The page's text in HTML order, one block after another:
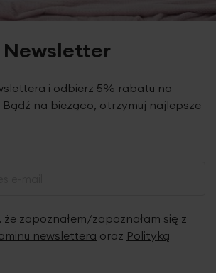
Newsletter
i odbierz 5% rabatu na
Bądź na bieżąco, otrzymuj najlepsze
zapoznałem/zapoznałam się z
newslettera oraz Polityką